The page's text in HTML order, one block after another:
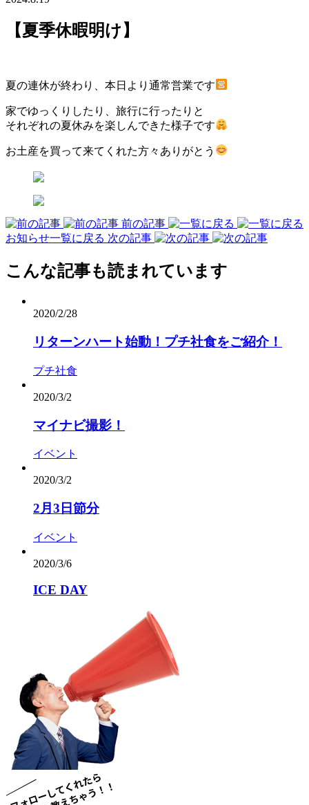
【夏季休暇明け】
夏の連休が終わり、本日より通常営業です
家でゆっくりしたり、旅行に行ったりと
それぞれの夏休みを楽しんできた様子です
お土産を買って来てくれた方々ありがとう
前の記事
お知らせ一覧に戻る 次の記事
こんな記事も読まれています
2020/2/28
リターンハート始動︎！プチ社食をご紹介！
プチ社食
2020/3/2
マイナビ撮影！
イベント
2020/3/2
2月3日節分
イベント
2020/3/6
ICE DAY